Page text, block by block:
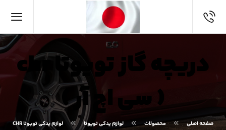
دریچه گاز تویوتا chr
( سی اچ آر )
صفحه اصلی محصولات لوازم یدکی تویوتا لوازم یدکی تویوتا CHR